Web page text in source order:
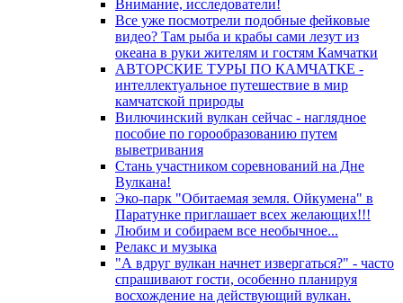
Внимание, исследователи!
Все уже посмотрели подобные фейковые
видео? Там рыба и крабы сами лезут из
океана в руки жителям и гостям Камчатки
АВТОРСКИЕ ТУРЫ ПО КАМЧАТКЕ -
интеллектуальное путешествие в мир
камчатской природы
Вилючинский вулкан сейчас - наглядное
пособие по горообразованию путем
выветривания
Стань участником соревнований на Дне
Вулкана!
Эко-парк "Обитаемая земля. Ойкумена" в
Паратунке приглашает всех желающих!!!
Любим и собираем все необычное...
Релакс и музыка
"А вдруг вулкан начнет извергаться?" - часто
спрашивают гости, особенно планируя
восхождение на действующий вулкан.